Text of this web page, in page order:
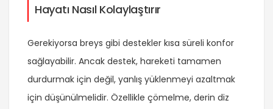
Hayatı Nasıl Kolaylaştırır
Gerekiyorsa breys gibi destekler kısa süreli konfor
sağlayabilir. Ancak destek, hareketi tamamen
durdurmak için değil, yanlış yüklenmeyi azaltmak
için düşünülmelidir. Özellikle çömelme, derin diz